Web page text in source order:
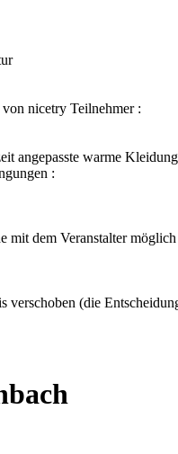
nicetry Teilnehmer :
angepasste warme
:
mit dem Veranstalter möglich
(die